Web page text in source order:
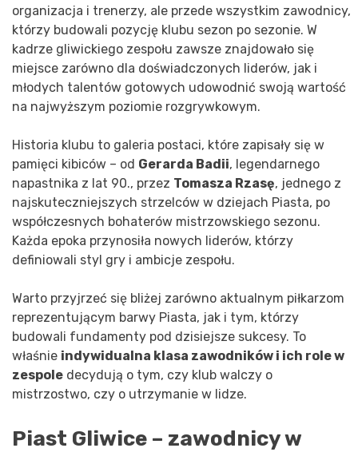
organizacja i trenerzy, ale przede wszystkim zawodnicy,
którzy budowali pozycję klubu sezon po sezonie. W
kadrze gliwickiego zespołu zawsze znajdowało się
miejsce zarówno dla doświadczonych liderów, jak i
młodych talentów gotowych udowodnić swoją wartość
na najwyższym poziomie rozgrywkowym.
Historia klubu to galeria postaci, które zapisały się w
pamięci kibiców – od Gerarda Badii, legendarnego
napastnika z lat 90., przez Tomasza Rzasę, jednego z
najskuteczniejszych strzelców w dziejach Piasta, po
współczesnych bohaterów mistrzowskiego sezonu.
Każda epoka przynosiła nowych liderów, którzy
definiowali styl gry i ambicje zespołu.
Warto przyjrzeć się bliżej zarówno aktualnym piłkarzom
reprezentującym barwy Piasta, jak i tym, którzy
budowali fundamenty pod dzisiejsze sukcesy. To
właśnie indywidualna klasa zawodników i ich role w
zespole decydują o tym, czy klub walczy o
mistrzostwo, czy o utrzymanie w lidze.
Piast Gliwice – zawodnicy w